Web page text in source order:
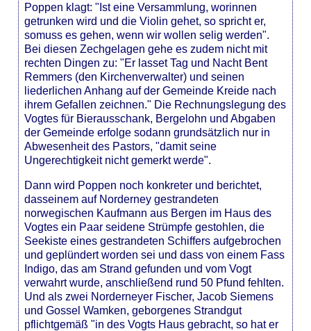
Poppen klagt: "Ist eine Versammlung, worinnen
getrunken wird und die Violin gehet, so spricht er,
somuss es gehen, wenn wir wollen selig werden".
Bei diesen Zechgelagen gehe es zudem nicht mit
rechten Dingen zu: "Er lasset Tag und Nacht Bent
Remmers (den Kirchenverwalter) und seinen
liederlichen Anhang auf der Gemeinde Kreide nach
ihrem Gefallen zeichnen." Die Rechnungslegung des
Vogtes für Bierausschank, Bergelohn und Abgaben
der Gemeinde erfolge sodann grundsätzlich nur in
Abwesenheit des Pastors, "damit seine
Ungerechtigkeit nicht gemerkt werde".
Dann wird Poppen noch konkreter und berichtet,
dasseinem auf Norderney gestrandeten
norwegischen Kaufmann aus Bergen im Haus des
Vogtes ein Paar seidene Strümpfe gestohlen, die
Seekiste eines gestrandeten Schiffers aufgebrochen
und geplündert worden sei und dass von einem Fass
Indigo, das am Strand gefunden und vom Vogt
verwahrt wurde, anschließend rund 50 Pfund fehlten.
Und als zwei Norderneyer Fischer, Jacob Siemens
und Gossel Wamken, geborgenes Strandgut
pflichtgemäß "in des Vogts Haus gebracht, so hat er